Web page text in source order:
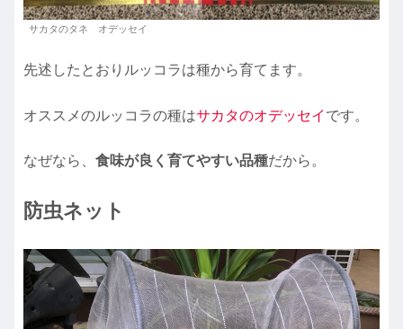
サカタのタネ オデッセイ
先述したとおりルッコラは種から育てます。
オススメのルッコラの種はサカタのオデッセイ です。
なぜなら、 食味が良く育てやすい品種だから。
防虫ネット